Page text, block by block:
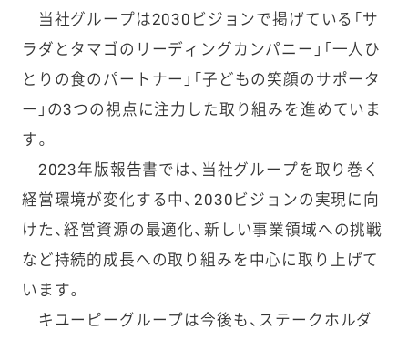
当社グループは2030ビジョンで掲げている「サ
ラダとタマゴのリーディングカンパニー」「一人ひ
とりの食のパートナー」「子どもの笑顔のサポータ
ー」の3つの視点に注力した取り組みを進めていま
す。
2023年版報告書では、当社グループを取り巻く
経営環境が変化する中、2030ビジョンの実現に向
けた、経営資源の最適化、新しい事業領域への挑戦
など持続的成長への取り組みを中心に取り上げて
います。
キユーピーグループは今後も、ステークホルダ